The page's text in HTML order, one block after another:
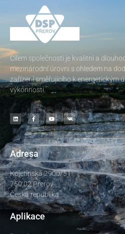
Cílem společnosti je kvalitní a
mezinárodní úrovni s ohledem na
zařízení směřujícího k energetickým
výkonnosti.
Adresa
Kojetínská 2900/51
750 02 Přerov
Česká republika
Aplikace